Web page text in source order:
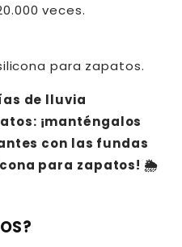
veces.
para zapatos.
de lluvia
¡manténgalos
con las fundas
para zapatos! 🌦️